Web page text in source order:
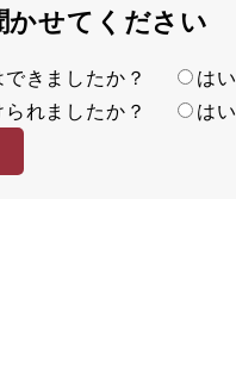
せてください
できましたか？ はい
られましたか？ はい